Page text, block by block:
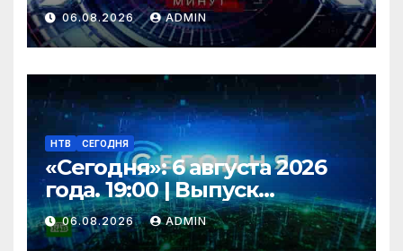
06.08.2026 ADMIN
НТВ СЕГОДНЯ
«Сегодня»: 6 августа 2026
года. 19:00 | Выпуск
новостей | Новости НТВ
06.08.2026 ADMIN